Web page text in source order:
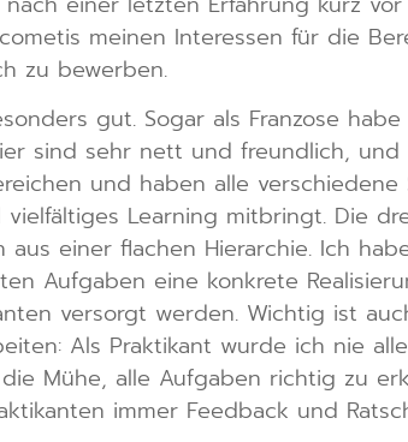
meinen Interessen für die
zu bewerben.
gut. Sogar als Franzose
sind sehr nett und freundlich,
und haben alle
Learning mitbringt. Die
einer flachen Hierarchie. Ich
Aufgaben eine konkrete
versorgt werden. Wichtig ist
Als Praktikant wurde ich nie
Mühe, alle Aufgaben richtig zu
immer Feedback und